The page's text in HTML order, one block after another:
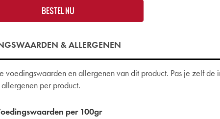
BESTEL NU
& ALLERGENEN
voedingswaarden en allergenen van dit product. Pas je zelf
per product.
per 100gr